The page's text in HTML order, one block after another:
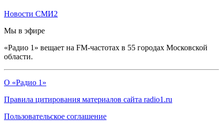
Новости СМИ2
Мы в эфире
«Радио 1» вещает на FM-частотах в 55 городах Московской
области.
О «Радио 1»
Правила цитирования материалов сайта radio1.ru
Пользовательское соглашение